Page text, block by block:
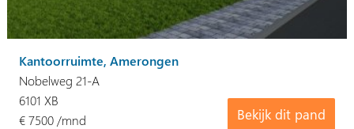
Kantoorruimte, Amerongen
Nobelweg 21-A
Bekijk dit pand
6101 XB
€ 7500 /mnd